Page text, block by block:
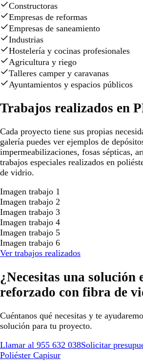
Constructoras
Empresas de reformas
Empresas de saneamiento
Industrias
Hostelería y cocinas profesionales
Agricultura y riego
Talleres camper y caravanas
Ayuntamientos y espacios públicos
Trabajos realizados en
Cada proyecto tiene sus propias
galería puedes ver ejemplos de
impermeabilizaciones, fosas sépticas,
trabajos especiales realizados en
de vidrio.
Imagen trabajo 1
Imagen trabajo 2
Imagen trabajo 3
Imagen trabajo 4
Imagen trabajo 5
Imagen trabajo 6
Ver trabajos realizados
¿Necesitas una solución
reforzado con fibra de
Cuéntanos qué necesitas y te
solución para tu proyecto.
Llamar al 955 632 038Solicitar
Poliéster Capisur